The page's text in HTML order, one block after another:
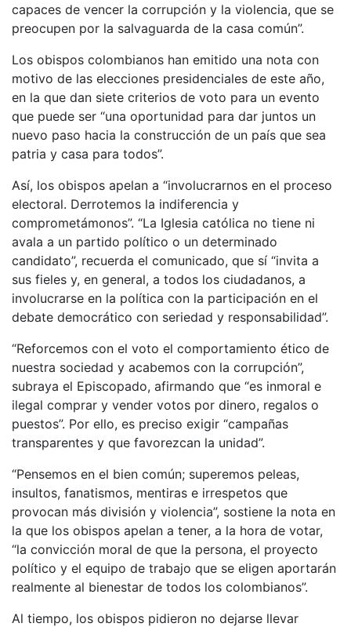
capaces de vencer la corrupción y la violencia, que se
preocupen por la salvaguarda de la casa común”.
Los obispos colombianos han emitido una nota con
motivo de las elecciones presidenciales de este año,
en la que dan siete criterios de voto para un evento
que puede ser “una oportunidad para dar juntos un
nuevo paso hacia la construcción de un país que sea
patria y casa para todos”.
Así, los obispos apelan a “involucrarnos en el proceso
electoral. Derrotemos la indiferencia y
comprometámonos”. “La Iglesia católica no tiene ni
avala a un partido político o un determinado
candidato”, recuerda el comunicado, que sí “invita a
sus fieles y, en general, a todos los ciudadanos, a
involucrarse en la política con la participación en el
debate democrático con seriedad y responsabilidad”.
“Reforcemos con el voto el comportamiento ético de
nuestra sociedad y acabemos con la corrupción”,
subraya el Episcopado, afirmando que “es inmoral e
ilegal comprar y vender votos por dinero, regalos o
puestos”. Por ello, es preciso exigir “campañas
transparentes y que favorezcan la unidad”.
“Pensemos en el bien común; superemos peleas,
insultos, fanatismos, mentiras e irrespetos que
provocan más división y violencia”, sostiene la nota en
la que los obispos apelan a tener, a la hora de votar,
“la convicción moral de que la persona, el proyecto
político y el equipo de trabajo que se eligen aportarán
realmente al bienestar de todos los colombianos”.
Al tiempo, los obispos pidieron no dejarse llevar